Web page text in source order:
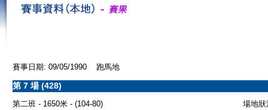
賽事日期: 09/05/1990 跑馬地
第 7 場 (428)
第二班 - 1650米 - (104-80)
場地